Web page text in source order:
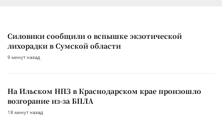
Силовики сообщили о вспышке экзотической
лихорадки в Сумской области
9 минут назад
На Ильском НПЗ в Краснодарском крае произошло
возгорание из-за БПЛА
18 минут назад